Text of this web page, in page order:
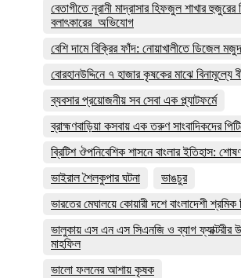
বেতাগীতে নূরানী মাদ্রাসার হিফজুল শাখার
বলাৎকারের অভিযোগ
বেশি দামে বিক্রির ফাঁদ: নোয়াখালীতে ডিজেল
বোরহানউদ্দিনে ৭ হাজার কৃষকের মাঝে
ব্যবসার প্রয়োজনীয় সব সেবা এক প্ল্যাটফর্মে
ব্রাহ্মণবাড়িয়া কসবায় এক তরুণ সাংবাদিকদের
ব্রিটিশ ঔপনিবেশিক শাসনে বাংলার ইতিহাস:
ভাইরাল শৈলকুপার ঘটনা
ভাঙচুর
ভারতের মেঘালয়ে কোয়ারী দশে বাংলাদেশী শ্রমিক
ভালুকায় এস এন এস সিএনজি ও ব্যাগ ফ্যাক্টরীর
মাহফিল
ভালো ফলনের আশায় কৃষক